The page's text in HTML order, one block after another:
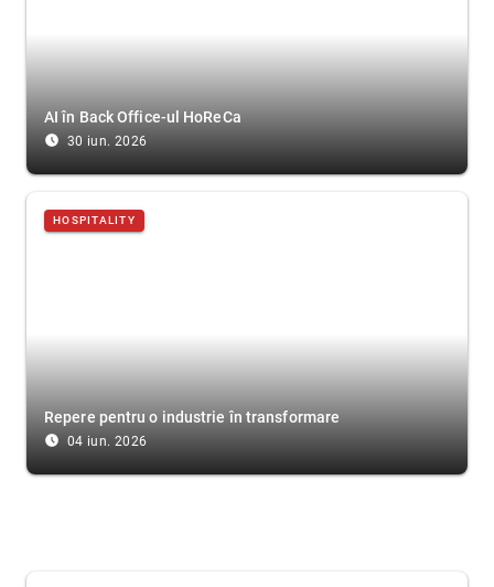
AI în Back Office-ul HoReCa
access_time_filled 30 iun. 2026
HOSPITALITY
Repere pentru o industrie în transformare
access_time_filled 04 iun. 2026